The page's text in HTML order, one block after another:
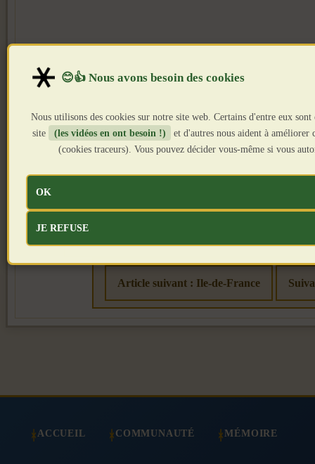
Article suivant : Ile-de-France
ACCUEIL COMMUNAUTÉ MÉMOIRE
Nous utilisons des cookies sur notre site web. Certains d'entre eux
site
(les vidéos en ont besoin !)
et d'autres nous aident à
(cookies traceurs). Vous pouvez décider vous-même si vous
OK
JE REFUSE